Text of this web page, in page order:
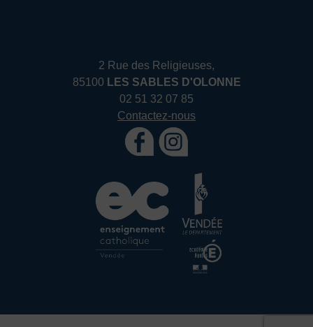
2 Rue des Religieuses,
85100 LES SABLES D'OLONNE
02 51 32 07 85
Contactez-nous